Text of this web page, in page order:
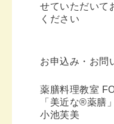
せていただいて
ください
お申込み・お問
薬膳料理教室
「美近な®︎薬膳
小池芙美